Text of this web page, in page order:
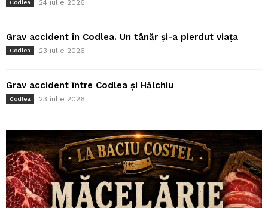
Codlea 24 iulie 2026
Grav accident în Codlea. Un tânăr și-a pierdut viața
Codlea 23 iulie 2026
Grav accident între Codlea și Hălchiu
Codlea 23 iulie 2026